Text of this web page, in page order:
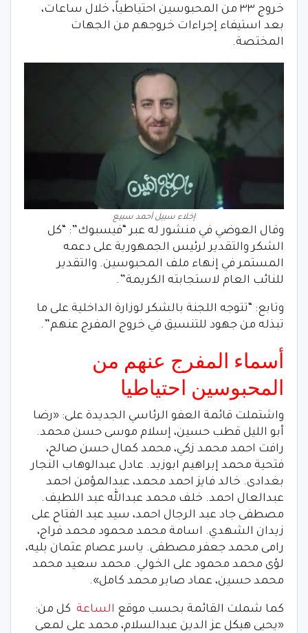
خروج ٣٣ من المحبوسين احتياطياً، خلال ساعات،
بعد استيفاء إجراءات خروجهم من الجهات
المختصة.
إخلاء سبيل أحمد سبيع
وقال العوضي في منشور له عبر “فيسبوك”: “كل
الشكر والتقدير لرئيس الجمهورية على دعمه
المستمر في إنهاء ملف المحبوسين. والتقدير
للنائب العام لاستجابته الكريمة”.
وتابع: “تتوجه اللجنة بالشكر لوزارة الداخلية على ما
تبذله من جهود للتنسيق في خروج المفرج عنهم”.
أسماء المفرج عنهم من
المحبوسين احتياطيا
واشتملت قائمة العفو الرئاسي الجديدة على: «رضا
أبو الليل قطب حسين، إسلام موسى حسن محمد.
رافت احمد محمد زكي، محمد كمال حسن صالح،
فتحية محمد إبراهيم ابوزيد. عادل عبدالوهاب النجار
بغدادى. خالد فايز احمد محمد، عبدالمؤمن احمد
عبدالعال احمد. خلف محمد عبدالله عبد اللطيف.
مصطفى جاد عبد الرجال احمد، سيد عبد الفتاح على
زيدان الشهدي. اسامة محمد محمود محمد فراج،
رامى محمد جعفر مصطفى. ياسر عصام عثمان بليه،
لؤى محمد محمود على الخولي. محمد سعيد محمد
محمد حسين، عماد صابر محمد كامل».
كما شملت القائمة بحسب موقع الساعة كل من:
«يحيى هيكل عز الدين عبدالسلام، محمد على لمعى